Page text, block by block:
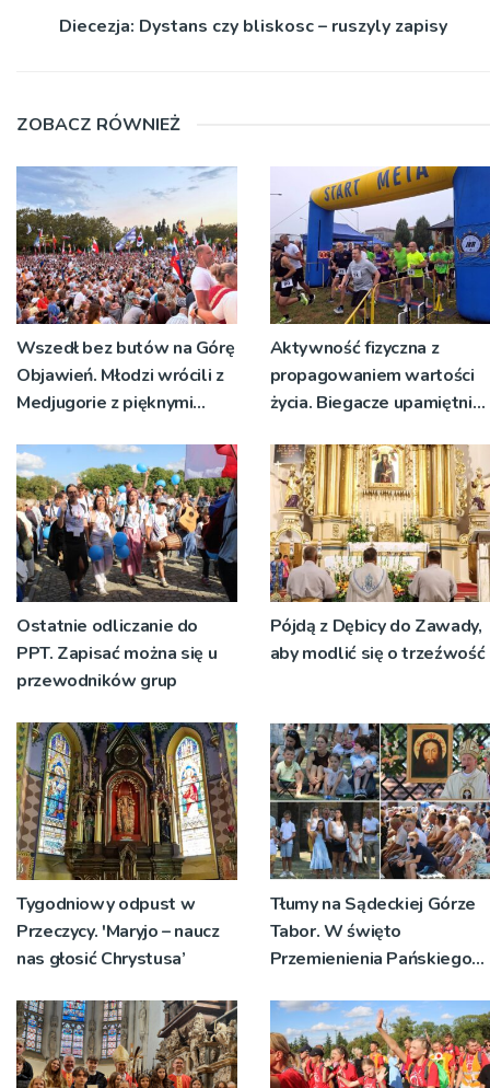
Diecezja: Dystans czy bliskosc – ruszyly zapisy
ZOBACZ RÓWNIEŻ
Wszedł bez butów na Górę
Objawień. Młodzi wrócili z
Medjugorie z pięknymi
Aktywność fizyczna z
propagowaniem wartości
życia. Biegacze upamiętnili
Ostatnie odliczanie do
PPT. Zapisać można się u
przewodników grup
Pójdą z Dębicy do Zawady,
aby modlić się o trzeźwość
Tygodniowy odpust w
Przeczycy. 'Maryjo – naucz
nas głosić Chrystusa’
Tłumy na Sądeckiej Górze
Tabor. W święto
Przemienienia Pańskiego
znaczeniu Sakramentów
[ZDJĘCIA]